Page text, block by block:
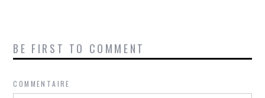
BE FIRST TO COMMENT
COMMENTAIRE